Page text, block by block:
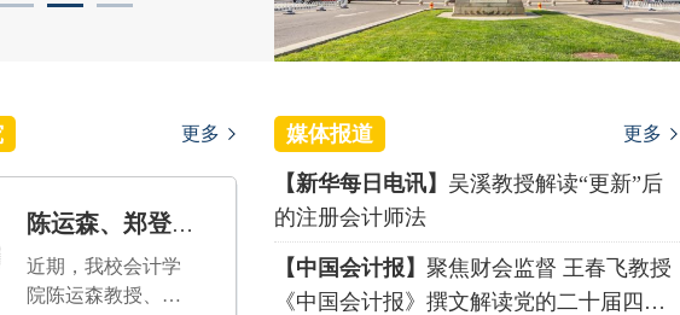
更多
王春飞- 数智会计系
近日，《中国会计
报》刊发会计学院
彭卓桢
近期，我校会计学
院助理教授彭卓桢
媒体报道 更多
【新华每日电讯】 吴溪教授解读“更新”后
的注册会计师法
【中国会计报】 聚焦财会监督 王春飞教授
《中国会计报》撰文解读党的二十届四中